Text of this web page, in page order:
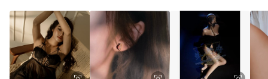
回饋。 5. 點數回饋會扣除所有折扣優惠後之最終發票金額計算，
實際回饋請依LINE購物通知為主。 6. 訂單如有使用東森購物
ETMall站內之折扣優惠(包含但不限於東森幣、樂透金、東森現金
券等)，不具點數回饋資格。詳細請依東森購物ETMall之結帳頁面
顯示為準。 7. LINE購物設有「單一商品最高回饋點數」機制(特
殊活動時開放「回饋無上限」)，以同一訂單中同一商品不論件數